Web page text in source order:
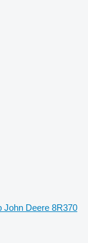
John Deere 8R370